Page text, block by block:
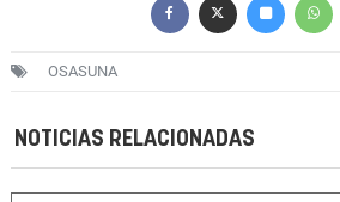
OSASUNA
NOTICIAS RELACIONADAS